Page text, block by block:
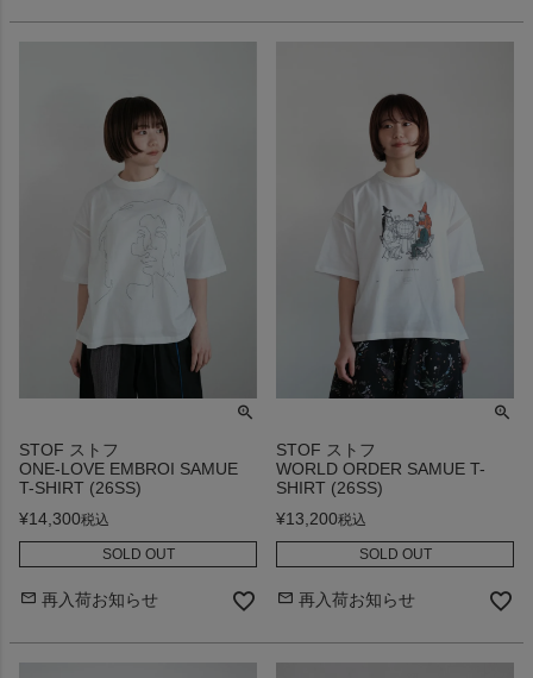
STOF ストフ
ONE-LOVE EMBROI SAMUE
T-SHIRT (26SS)
¥14,300税込
SOLD OUT
再入荷お知らせ
STOF ストフ
WORLD ORDER SAMUE T-
SHIRT (26SS)
¥13,200税込
SOLD OUT
再入荷お知らせ